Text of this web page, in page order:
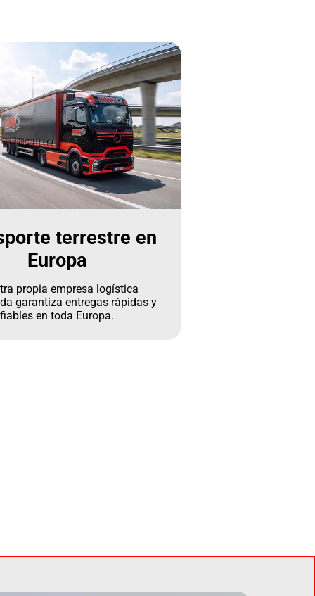
terrestre en
Europa
propia empresa logística
garantiza entregas rápidas y
fiables en toda Europa.